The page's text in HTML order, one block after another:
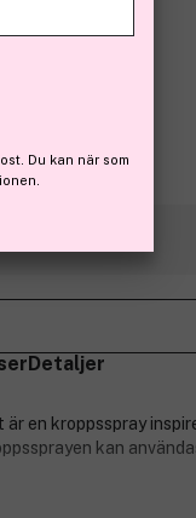
Detaljer
en kroppsspray
kan
Du kan när som